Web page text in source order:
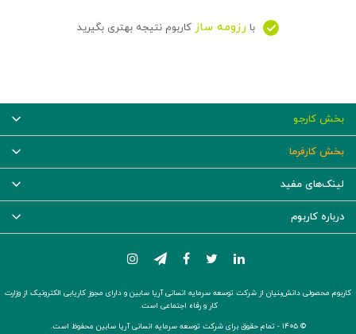
با رزومه ساز کاربوم نتیجه بهتری بگیرید
بخش کارجو
بخش کارفرما
لینک‌های مفید
درباره کاربوم
کاربوم محصولی دانش‌بنیان از شرکت توسعه سرمایه انسانی آریا سابین و دارای مجوز کاریابی الکترونیک از وزارت
کار و رفاه اجتماعی است.
© ۱۴۰۵ -
تمام حقوق برای شرکت توسعه سرمایه انسانی آریا سابین محفوظ است.